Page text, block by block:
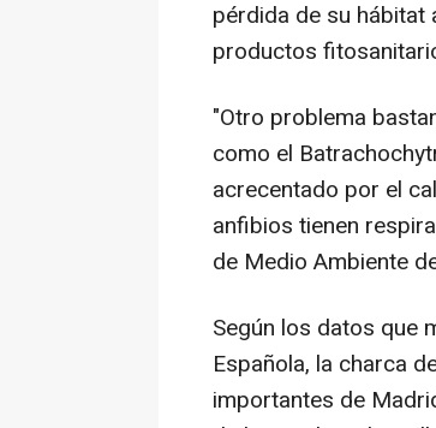
pérdida de su
productos
"Otro problema
como el
acrecentado por el
anfibios tienen
de Medio Ambiente
Según los datos que
Española, la charca
importantes de